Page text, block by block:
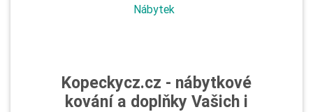
Nábytek
Kopeckycz.cz - nábytkové
kování a doplňky Vašich i